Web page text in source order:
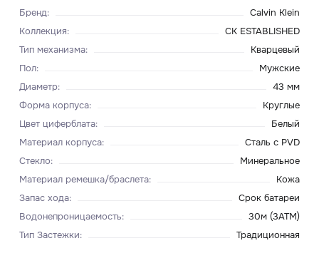
Бренд:
Calvin Klein
Коллекция:
CK ESTABLISHED
Тип механизма:
Кварцевый
Пол:
Мужские
Диаметр:
43 мм
Форма корпуса:
Круглые
Цвет циферблата:
Белый
Материал корпуса:
Сталь с PVD
Стекло:
Минеральное
Материал ремешка/браслета:
Кожа
Запас хода:
Срок батареи
Водонепроницаемость:
30м (3ATM)
Тип Застежки: Традиционная